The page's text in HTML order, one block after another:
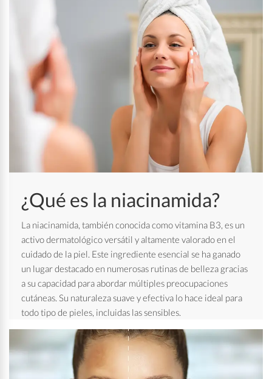
¿Qué es la niacinamida?
La niacinamida, también conocida como vitamina B3, es un
activo dermatológico versátil y altamente valorado en el
cuidado de la piel. Este ingrediente esencial se ha ganado
un lugar destacado en numerosas rutinas de belleza gracias
a su capacidad para abordar múltiples preocupaciones
cutáneas. Su naturaleza suave y efectiva lo hace ideal para
todo tipo de pieles, incluidas las sensibles.